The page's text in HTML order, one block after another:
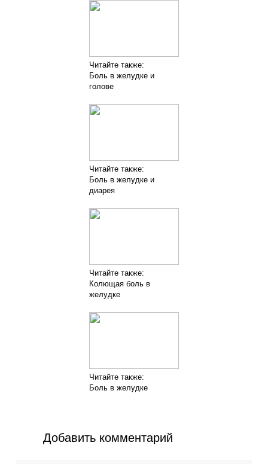
Читайте также:
Боль в желудке и
голове
Читайте также:
Боль в желудке и
диарея
Читайте также:
Колющая боль в
желудке
Читайте также:
Боль в желудке
Добавить комментарий